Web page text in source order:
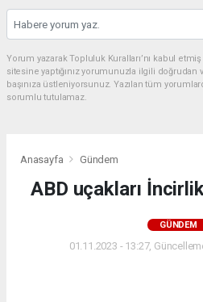
Yorum yazarak Topluluk Kuralları’nı kabul
sitesine yaptığınız yorumunuzla ilgili
başınıza üstleniyorsunuz. Yazılan tüm
sorumlu tutulamaz.
Anasayfa Gündem
ABD uçakları
GÜNDEM
01.11.2023 - 13:27,